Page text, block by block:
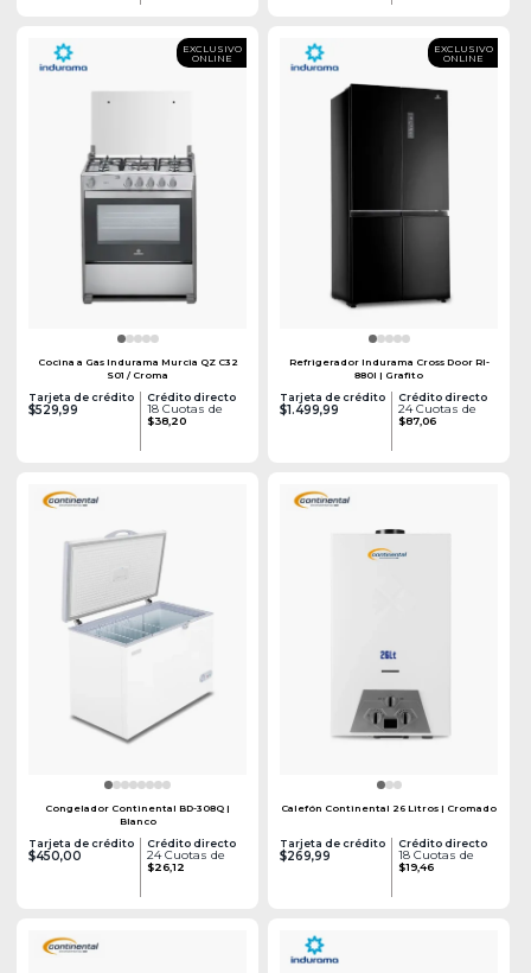
EXCLUSIVO
ONLINE
Cocina a Gas Indurama Murcia QZ C32
S01 / Croma
Tarjeta de crédito
$529,99
Crédito directo
18 Cuotas de
$38,20
EXCLUSIVO
ONLINE
Refrigerador Indurama Cross Door RI-
880I | Grafito
Tarjeta de crédito
$1.499,99
Crédito directo
24 Cuotas de
$87,06
Congelador Continental BD-308Q |
Blanco
Tarjeta de crédito
$450,00
Crédito directo
24 Cuotas de
$26,12
Calefón Continental 26 Litros | Cromado
Tarjeta de crédito
$269,99
Crédito directo
18 Cuotas de
$19,46